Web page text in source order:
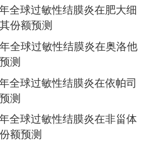
全球过敏性结膜炎在肥大细
份额预测
全球过敏性结膜炎在奥洛他
测
全球过敏性结膜炎在依帕司
测
全球过敏性结膜炎在非甾体
额预测